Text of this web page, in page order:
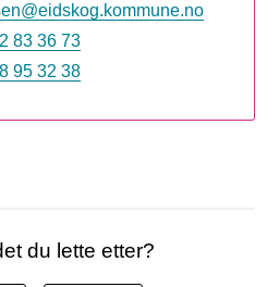
83 36 73
95 32 38
du lette etter?